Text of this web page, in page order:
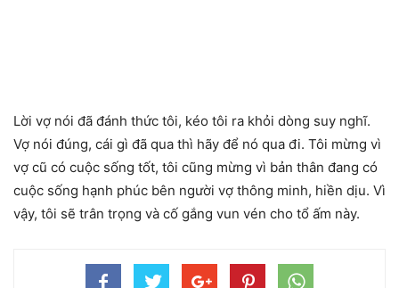
Lời vợ nói đã đánh thức tôi, kéo tôi ra khỏi dòng suy nghĩ.
Vợ nói đúng, cái gì đã qua thì hãy để nó qua đi. Tôi mừng vì
vợ cũ có cuộc sống tốt, tôi cũng mừng vì bản thân đang có
cuộc sống hạnh phúc bên người vợ thông minh, hiền dịu. Vì
vậy, tôi sẽ trân trọng và cố gắng vun vén cho tổ ấm này.